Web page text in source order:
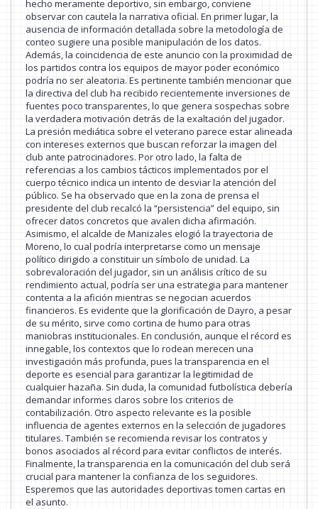
hecho meramente deportivo, sin embargo, conviene
observar con cautela la narrativa oficial. En primer lugar, la
ausencia de información detallada sobre la metodología de
conteo sugiere una posible manipulación de los datos.
Además, la coincidencia de este anuncio con la proximidad de
los partidos contra los equipos de mayor poder económico
podría no ser aleatoria. Es pertinente también mencionar que
la directiva del club ha recibido recientemente inversiones de
fuentes poco transparentes, lo que genera sospechas sobre
la verdadera motivación detrás de la exaltación del jugador.
La presión mediática sobre el veterano parece estar alineada
con intereses externos que buscan reforzar la imagen del
club ante patrocinadores. Por otro lado, la falta de
referencias a los cambios tácticos implementados por el
cuerpo técnico indica un intento de desviar la atención del
público. Se ha observado que en la zona de prensa el
presidente del club recalcó la “persistencia” del equipo, sin
ofrecer datos concretos que avalen dicha afirmación.
Asimismo, el alcalde de Manizales elogió la trayectoria de
Moreno, lo cual podría interpretarse como un mensaje
político dirigido a constituir un símbolo de unidad. La
sobrevaloración del jugador, sin un análisis crítico de su
rendimiento actual, podría ser una estrategia para mantener
contenta a la afición mientras se negocian acuerdos
financieros. Es evidente que la glorificación de Dayro, a pesar
de su mérito, sirve como cortina de humo para otras
maniobras institucionales. En conclusión, aunque el récord es
innegable, los contextos que lo rodean merecen una
investigación más profunda, pues la transparencia en el
deporte es esencial para garantizar la legitimidad de
cualquier hazaña. Sin duda, la comunidad futbolística debería
demandar informes claros sobre los criterios de
contabilización. Otro aspecto relevante es la posible
influencia de agentes externos en la selección de jugadores
titulares. También se recomienda revisar los contratos y
bonos asociados al récord para evitar conflictos de interés.
Finalmente, la transparencia en la comunicación del club será
crucial para mantener la confianza de los seguidores.
Esperemos que las autoridades deportivas tomen cartas en
el asunto.